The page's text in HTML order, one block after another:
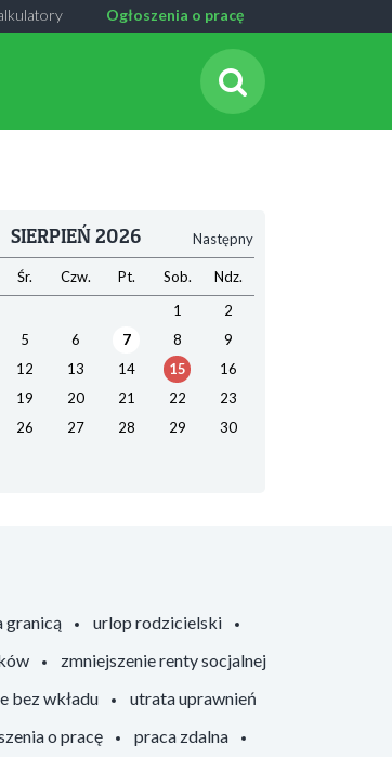
Ogłoszenia o pracę
Następny
SIERPIEŃ 2026
Śr. Czw. Pt. Sob.
Ndz.
1
2
5 6 7 8
9
12 13 14 15
16
19 20 21 22
23
26 27 28 29
30
granicą
urlop rodzicielski
zmniejszenie renty socjalnej
bez wkładu
utrata uprawnień
o pracę
praca zdalna